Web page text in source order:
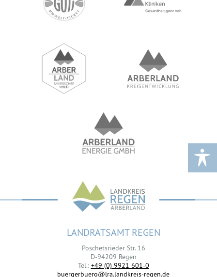
LANDRATSAMT REGEN
Poschetsrieder Str. 16
D-94209 Regen
Tel.: +49 (0) 9921 601-0
buergerbuero@lra.landkreis-regen.de